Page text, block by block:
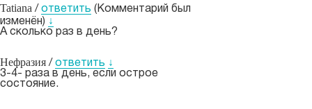
Tatiana / ответить (Комментарий был
изменён) ↓
А сколько раз в день?
Нефразия / ответить ↓
3-4- раза в день, если острое
состояние.